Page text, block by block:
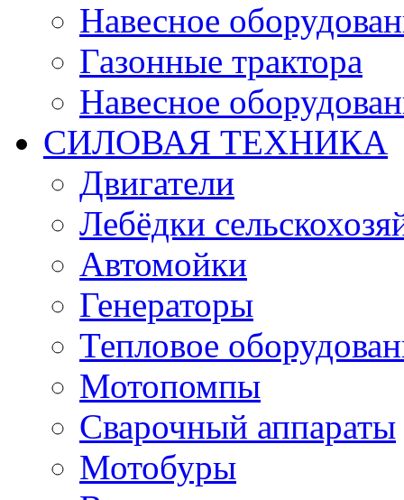
Навесное
Газонные трактора
Навесное
СИЛОВАЯ ТЕХНИКА
Двигатели
Лебёдки
Автомойки
Генераторы
Тепловое
Мотопомпы
Сварочный аппараты
Мотобуры